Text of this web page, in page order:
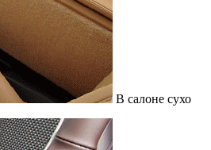
В салоне сухо